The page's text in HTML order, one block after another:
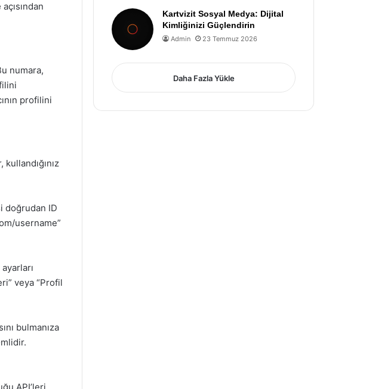
numara,
profilini
doğrudan ID
username”
veya “Profil
bulmanıza
Kartvizit Sosyal Medya: Dijital
Kimliğinizi Güçlendirin
Admin 23 Temmuz 2026
Daha Fazla Yükle